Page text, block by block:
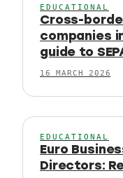
EDUCATIONAL
Cross-
companies
guide to
16 MARCH 2026
EDUCATIONAL
Euro
Directors: